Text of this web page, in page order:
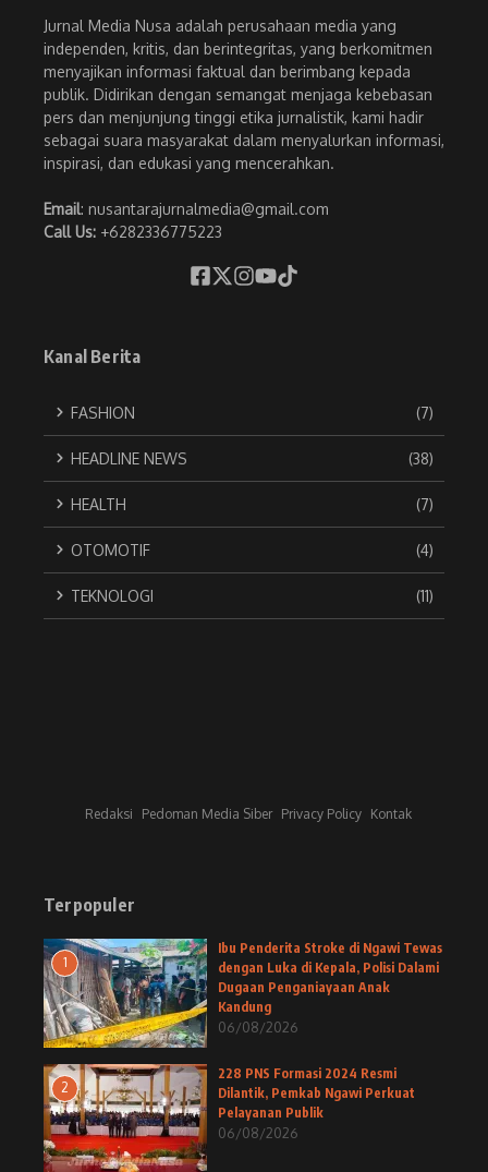
Jurnal Media Nusa adalah perusahaan media yang
independen, kritis, dan berintegritas, yang berkomitmen
menyajikan informasi faktual dan berimbang kepada
publik. Didirikan dengan semangat menjaga kebebasan
pers dan menjunjung tinggi etika jurnalistik, kami hadir
sebagai suara masyarakat dalam menyalurkan informasi,
inspirasi, dan edukasi yang mencerahkan.
Email: nusantarajurnalmedia@gmail.com
Call Us: +6282336775223
Kanal Berita
FASHION (7)
HEADLINE NEWS (38)
HEALTH (7)
OTOMOTIF (4)
TEKNOLOGI (11)
Redaksi Pedoman Media Siber Privacy Policy Kontak
Terpopuler
1
Ibu Penderita Stroke di Ngawi Tewas
dengan Luka di Kepala, Polisi Dalami
Dugaan Penganiayaan Anak
Kandung
06/08/2026
2
228 PNS Formasi 2024 Resmi
Dilantik, Pemkab Ngawi Perkuat
Pelayanan Publik
06/08/2026